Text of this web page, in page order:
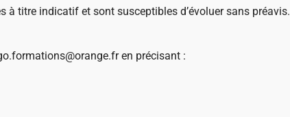
à titre indicatif et sont susceptibles d’évoluer sans préavis.
en précisant :